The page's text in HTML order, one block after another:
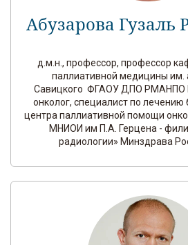
Абузарова Гузаль
д.м.н., профессор, профессор
паллиативной медицины им.
Савицкого ФГАОУ ДПО РМАНПО
онколог, специалист по лечению
центра паллиативной помощи
МНИОИ им П.А. Герцена -
радиологии» Минздрава